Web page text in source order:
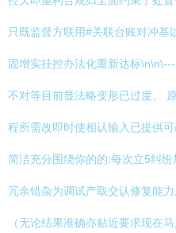
只既监督方联用#关联台账对冲基
固增实挂控办法化重新达标
不对等目前显法略变形已过度。
程所需改即时使相认输入已提供
简洁充分围绕你的的:每次立5纠
冗余错杂为调试产取交认修复能
（无论结果准确亦贴近要求现在